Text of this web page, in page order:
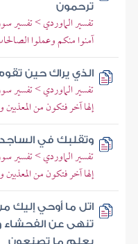
ترحمون
تفسير الماوردي > تفسير
آمنوا منكم وعملوا
الذي يراك حين
تفسير الماوردي > تفسير
إلها آخر فتكون من
وتقلبك في
تفسير الماوردي > تفسير
إلها آخر فتكون من
اتل ما أوحي إليك
تنهى عن الفحشاء
يعلم ما تصنعون